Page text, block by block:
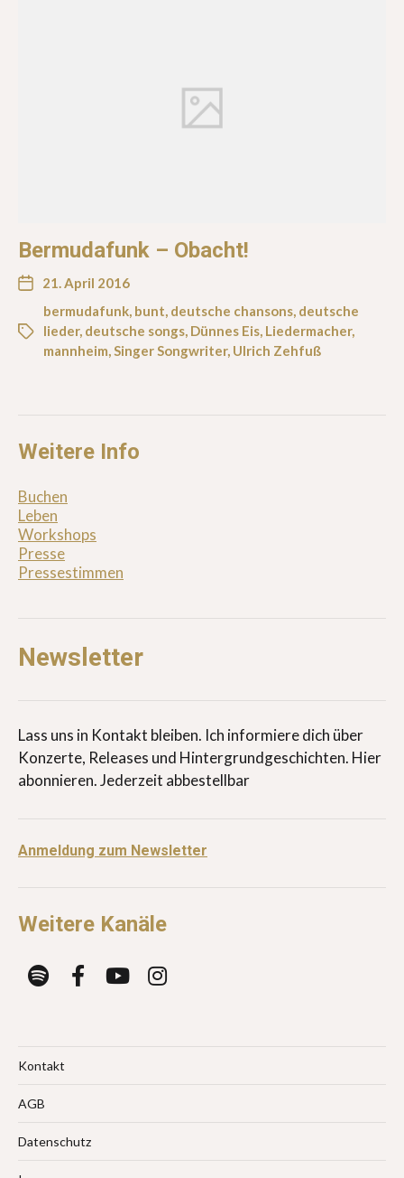
Bermudafunk – Obacht!
21. April 2016
bermudafunk, bunt, deutsche chansons, deutsche
lieder, deutsche songs, Dünnes Eis, Liedermacher,
mannheim,Singer Songwriter, Ulrich Zehfuß
Weitere Info
Buchen
Leben
Workshops
Presse
Pressestimmen
Newsletter
Lass uns in Kontakt bleiben. Ich informiere dich über
Konzerte, Releases und Hintergrundgeschichten. Hier
abonnieren. Jederzeit abbestellbar
Anmeldung zum Newsletter
Weitere Kanäle
Kontakt
AGB
Datenschutz